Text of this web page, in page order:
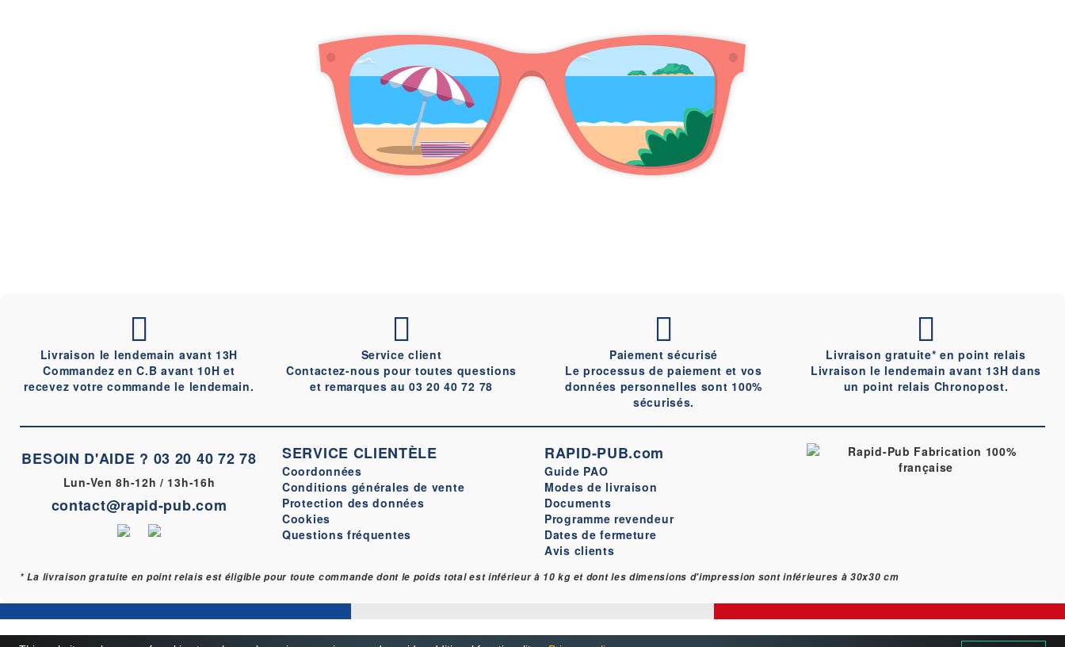
Livraison le lendemain avant 13H
Commandez en C.B avant 10H et
recevez votre commande le lendemain.
Service client
Contactez-nous pour toutes questions
et remarques au 03 20 40 72 78
Paiement sécurisé
Le processus de paiement et vos
données personnelles sont 100%
sécurisés.
Livraison gratuite* en point relais
Livraison le lendemain avant 13H dans
un point relais Chronopost.
BESOIN D'AIDE ? 03 20 40 72 78
Lun-Ven 8h-12h / 13h-16h
contact@rapid-pub.com
SERVICE CLIENTÈLE
Coordonnées
Conditions générales de vente
Protection des données
Cookies
Questions fréquentes
RAPID-PUB.com
Guide PAO
Modes de livraison
Documents
Programme revendeur
Dates de fermeture
Avis clients
* La livraison gratuite en point relais est éligible pour toute commande dont le poids total est inférieur à 10 kg et dont les dimensions d'impression sont inférieures à 30x30 cm